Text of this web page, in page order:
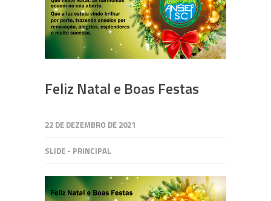
Feliz Natal e Boas Festas
22 DE DEZEMBRO DE 2021
SLIDE - PRINCIPAL